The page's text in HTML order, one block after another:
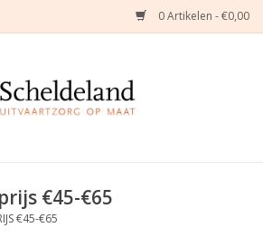
0 Artikelen - €0,00
€45-€65
€45-€65